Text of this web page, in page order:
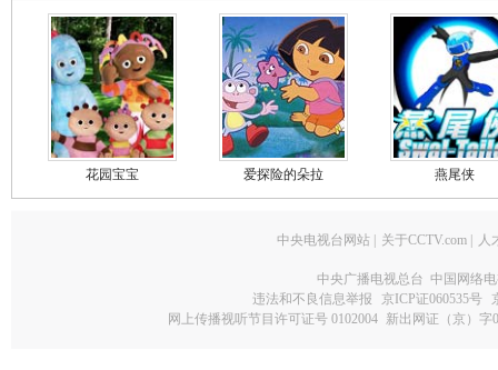
花园宝宝 爱探险的朵拉 燕尾侠
中央电视台网站 关于CCTV.com 人
中央广播电视总台 中国网络
违法和不良信息举报
京ICP证060535号
网上传播视听节目许可证号 0102004 新出网证（京）